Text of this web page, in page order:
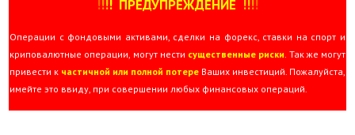
!!!! ПРЕДУПРЕЖДЕНИЕ !!!!
Операции с фондовыми активами, сделки на форекс, ставки на спорт и
криповалютные операции, могут нести существенные риски . Так же могут
привести к частичной или полной потере Ваших инвестиций. Пожалуйста,
имейте это ввиду, при совершении любых финансовых операций.